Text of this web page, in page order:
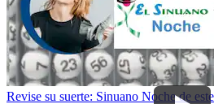
Revise su suerte: Sinuano Noche de